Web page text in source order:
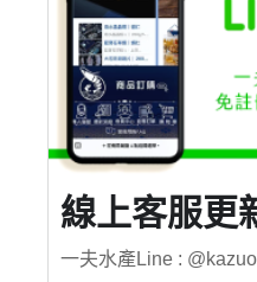
線上客服更
一夫水產Line :